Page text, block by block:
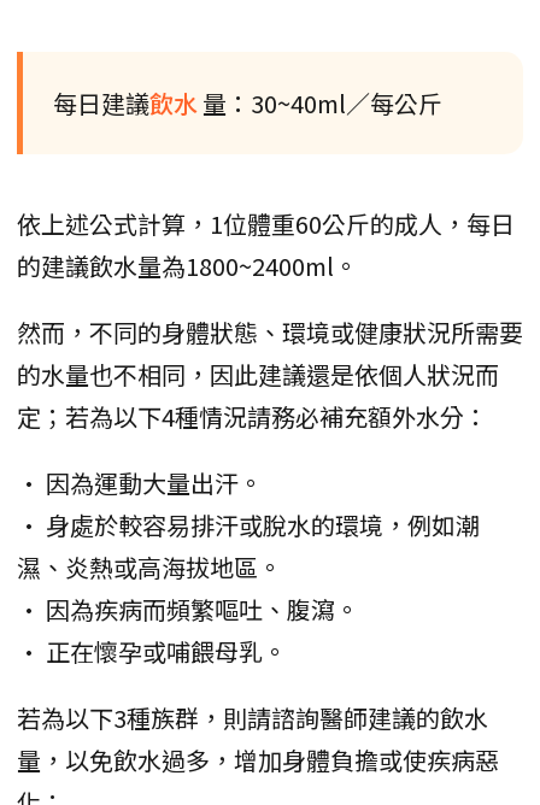
每日建議飲水量：30~40ml／每公斤
依上述公式計算，1位體重60公斤的成人，每日
的建議飲水量為1800~2400ml。
然而，不同的身體狀態、環境或健康狀況所需要
的水量也不相同，因此建議還是依個人狀況而
定；若為以下4種情況請務必補充額外水分：
• 因為運動大量出汗。
• 身處於較容易排汗或脫水的環境，例如潮
濕、炎熱或高海拔地區。
• 因為疾病而頻繁嘔吐、腹瀉。
• 正在懷孕或哺餵母乳。
若為以下3種族群，則請諮詢醫師建議的飲水
量，以免飲水過多，增加身體負擔或使疾病惡